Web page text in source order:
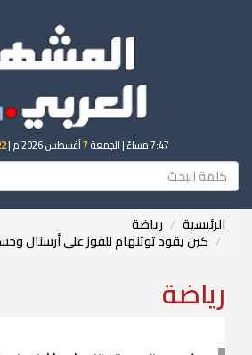
7:47 مساءً | الجمعة7أغسطس 2026 م |
الرئيسية رياضة
كين يقود توتنهام للفوز على أرسنال
رياضة